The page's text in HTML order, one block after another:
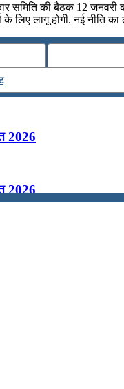
की बैठक 12 जनवरी
लिए लागू होगी. नई नीति
2026
2026